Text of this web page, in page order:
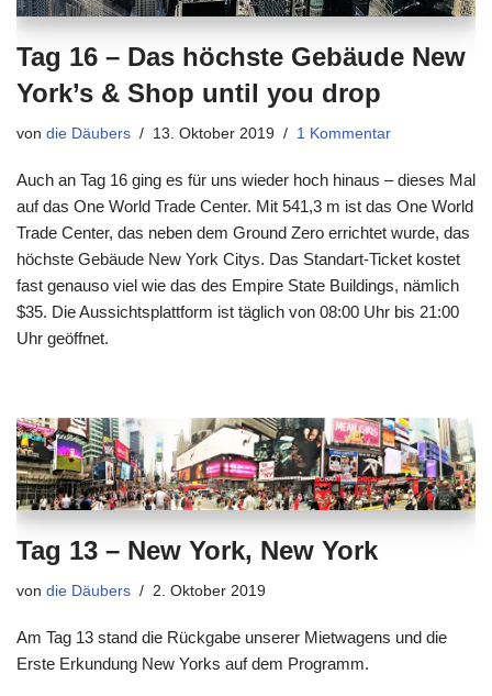
Tag 16 – Das höchste Gebäude New
York’s & Shop until you drop
von die Däubers 13. Oktober 2019 1 Kommentar
Auch an Tag 16 ging es für uns wieder hoch hinaus – dieses Mal
auf das One World Trade Center. Mit 541,3 m ist das One World
Trade Center, das neben dem Ground Zero errichtet wurde, das
höchste Gebäude New York Citys. Das Standart-Ticket kostet
fast genauso viel wie das des Empire State Buildings, nämlich
$35. Die Aussichtsplattform ist täglich von 08:00 Uhr bis 21:00
Uhr geöffnet.
Tag 13 – New York, New York
von die Däubers 2. Oktober 2019
Am Tag 13 stand die Rückgabe unserer Mietwagens und die
Erste Erkundung New Yorks auf dem Programm.